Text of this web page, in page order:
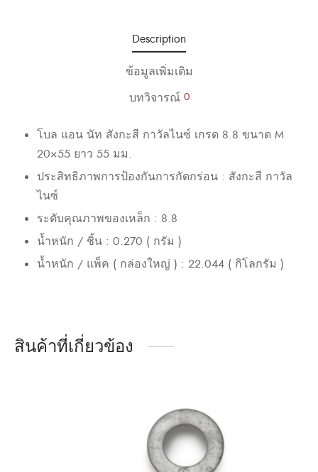
Description
ข้อมูลเพิ่มเติม
บทวิจารณ์ 0
โบล แอน นัท สังกะสี กาวัลไนซ์ เกรด 8.8 ขนาด M
20×55 ยาว 55 มม.
ประสิทธิภาพการป้องกันการกัดกร่อน : สังกะสี กาวัล
ไนซ์
ระดับคุณภาพของเหล็ก : 8.8
น้ำหนัก / ชิ้น : 0.270 ( กรัม )
น้ำหนัก / แพ็ค ( กล่องใหญ่ ) : 22.044 ( กิโลกรัม )
สินค้าที่เกี่ยวข้อง